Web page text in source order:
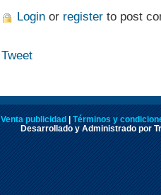
Login or register to post
Tweet
Venta publicidad | Términos y
Desarrollado y Administrado por